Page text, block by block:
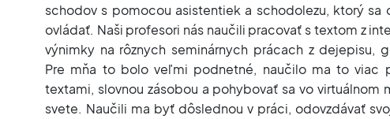
schodov s pomocou asistentiek a schodolezu, ktorý sa
ovládať. Naši profesori nás naučili pracovať s textom z
výnimky na rôznych seminárnych prácach z dejepisu,
Pre mňa to bolo veľmi podnetné, naučilo ma to viac
textami, slovnou zásobou a pohybovať sa vo virtuálnom
svete. Naučili ma byť dôslednou v práci, odovzdávať